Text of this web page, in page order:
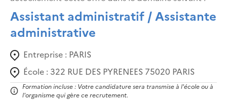
Assistant administratif / Assistante
administrative
Entreprise : PARIS
École : 322 RUE DES PYRENEES 75020 PARIS
Formation incluse : Votre candidature sera transmise à l'école ou à
l'organisme qui gère ce recrutement.